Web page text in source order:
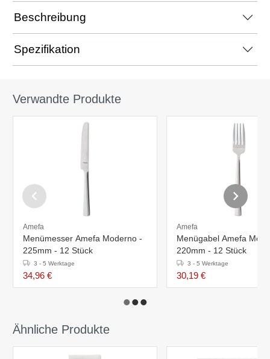
Beschreibung
Spezifikation
Verwandte Produkte
Amefa
Menümesser Amefa Moderno -
225mm - 12 Stück
3 - 5 Werktage
34,96 €
Amefa
Menügabel Amefa
220mm - 12 Stück
3 - 5 Werktage
30,19 €
Ähnliche Produkte